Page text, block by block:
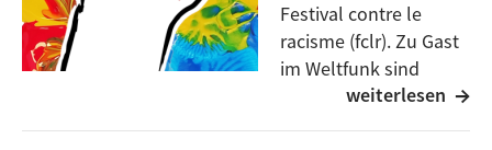
Festival contre le
racisme (fclr). Zu Gast
im Weltfunk sind
Organisatorinnen des
weiterlesen